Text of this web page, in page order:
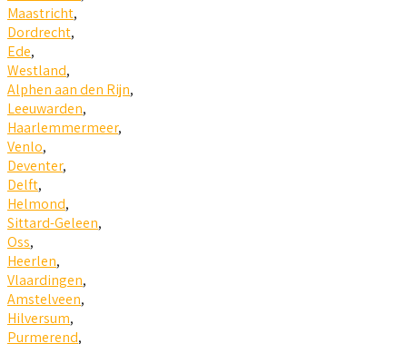
Maastricht,
Dordrecht,
Ede,
Westland,
Alphen aan den Rijn,
Leeuwarden,
Haarlemmermeer,
Venlo,
Deventer,
Delft,
Helmond,
Sittard-Geleen,
Oss,
Heerlen,
Vlaardingen,
Amstelveen,
Hilversum,
Purmerend,